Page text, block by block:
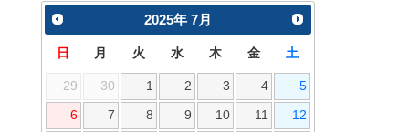
2025年 7月
日 月 火 水 木 金 土
29 30 1 2 3 4 5
6 7 8 9 10 11 12